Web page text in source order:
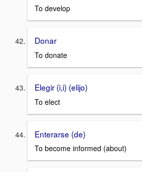
To develop
Donar
To donate
Elegir (i,i) (elijo)
To elect
Enterarse (de)
To become informed (about)